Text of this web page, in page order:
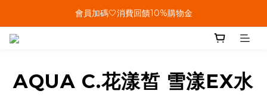
單筆結帳金額滿899🤍超取/郵寄免運費
單筆結帳金額滿899🤍超取/郵寄免運費
AQUA C.花漾皙 雪漾EX水